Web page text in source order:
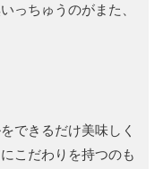
っちゅうのがまた、
できるだけ美味しく
こだわりを持つのも